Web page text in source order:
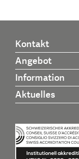
Kontakt
Angebot
Information
Aktuelles